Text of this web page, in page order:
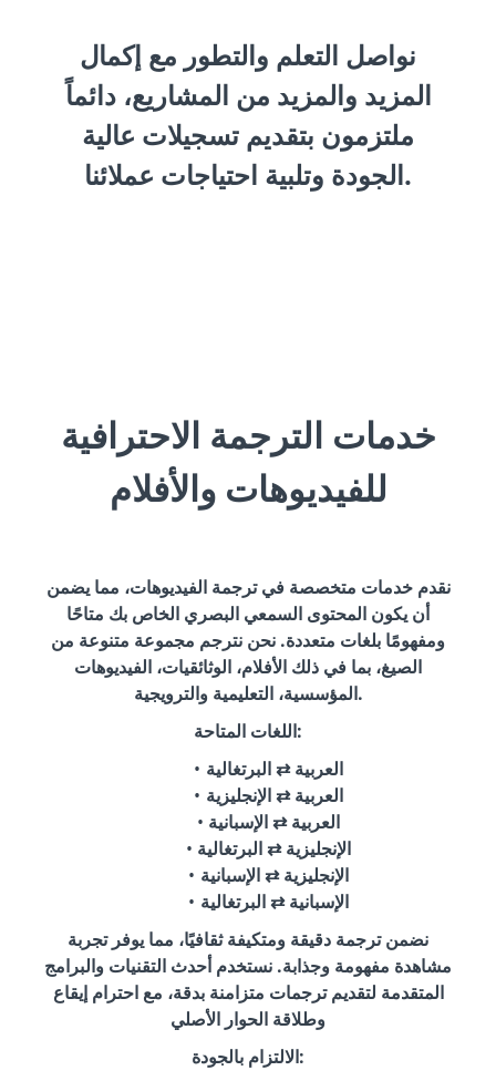
نواصل التعلم والتطور مع إكمال
المزيد والمزيد من المشاريع، دائماً
ملتزمون بتقديم تسجيلات عالية
الجودة وتلبية احتياجات عملائنا.
خدمات الترجمة الاحترافية
للفيديوهات والأفلام
نقدم خدمات متخصصة في ترجمة الفيديوهات، مما يضمن
أن يكون المحتوى السمعي البصري الخاص بك متاحًا
ومفهومًا بلغات متعددة. نحن نترجم مجموعة متنوعة من
الصيغ، بما في ذلك الأفلام، الوثائقيات، الفيديوهات
المؤسسية، التعليمية والترويجية.
اللغات المتاحة:
العربية ⇄ البرتغالية
العربية ⇄ الإنجليزية
العربية ⇄ الإسبانية
الإنجليزية ⇄ البرتغالية
الإنجليزية ⇄ الإسبانية
الإسبانية ⇄ البرتغالية
نضمن ترجمة دقيقة ومتكيفة ثقافيًا، مما يوفر تجربة
مشاهدة مفهومة وجذابة. نستخدم أحدث التقنيات والبرامج
المتقدمة لتقديم ترجمات متزامنة بدقة، مع احترام إيقاع
وطلاقة الحوار الأصلي
الالتزام بالجودة: